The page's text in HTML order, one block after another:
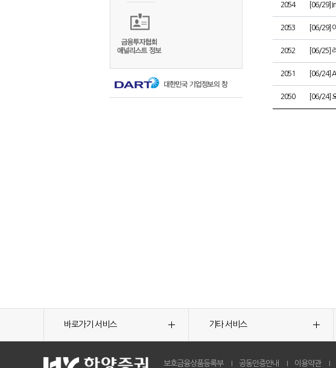
2054 [06/29]
2053 [06/29]
2052 [06/25]
2051 [06/24]
2050 [06/24]
바로가기 서비스 기타 서비스
보호금융상품등록부 공동인증안내 이용약관